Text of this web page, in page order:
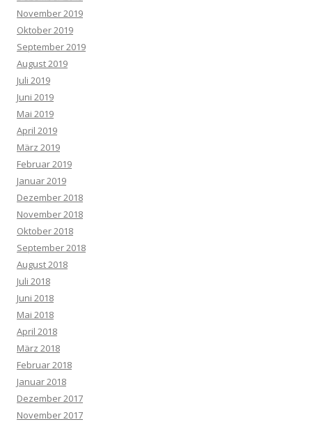
November 2019
Oktober 2019
September 2019
August 2019
Juli 2019
Juni 2019
Mai 2019
April 2019
März 2019
Februar 2019
Januar 2019
Dezember 2018
November 2018
Oktober 2018
September 2018
August 2018
Juli 2018
Juni 2018
Mai 2018
April 2018
März 2018
Februar 2018
Januar 2018
Dezember 2017
November 2017